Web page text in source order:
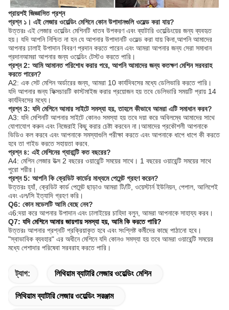
প্রায়শই জিজ্ঞাসিত প্রশ্ন
প্রশ্ন ১। এই লেজার ওয়েল্ডিং মেশিনে কোন উপাদানগুলি ওয়েল্ড করা যায়?
উত্তরঃ এই লেজার ওয়েল্ডিং মেশিনটি ধাতব উপকরণ এবং ব্যাটারি ওয়েল্ডিংয়ের জন্য ব্যবহৃত
হয়। যদি আপনি নিশ্চিত না হন যে আপনার উপাদানটি ওয়েল্ড করা যায় কিনা,আপনি আমাদের
আপনার ঢালাই উপাদান বিবরণ প্রদান করতে পারেন এবং আমরা আপনার জন্য সেরা সমাধান
প্রদানআমরা আপনার জন্য ওয়েল্ডিং টেস্টও করতে পারি।
প্রশ্ন 2: আমি আমানত পরিশোধ করার পরে, আপনি আমাদের জন্য কতক্ষণ মেশিন সরবরাহ
করতে পারেন?
A2: এক সেট মেশিন অর্ডারের জন্য, আমরা 10 কার্যদিবসের মধ্যে ডেলিভারি করতে পারি।
যদি আপনার জন্য ফিক্সচারটি কাস্টমাইজ করার প্রয়োজন হয় তবে ডেলিভারি সময়টি প্রায় 14
কার্যদিবসের মধ্যে।
প্রশ্ন 3: যদি মেশিনে আমার সাইটে সমস্যা হয়, তাহলে কীভাবে আমরা এটি সমাধান করব?
A3: যদি মেশিনটি আপনার সাইটে কোনও সমস্যা হয় তবে দয়া করে অবিলম্বে আমাদের সাথে
যোগাযোগ করুন এবং নিজেরাই কিছু করার চেষ্টা করবেন না।আমাদের প্রকৌশলী আপনাকে
ভিডিও কল করবে এবং আপনাকে সমস্যাগুলি পরীক্ষা করতে এবং আপনাকে ধাপে ধাপে কী করতে
হবে তা গাইড করতে সহায়তা করবে.
প্রশ্ন ৪: এই মেশিনের গ্যারান্টি কত বছরের?
A4: মেশিন লেজার উত্স 2 বছরের ওয়ারেন্টি সময়ের সাথে। 1 বছরের ওয়ারেন্টি সময়ের সাথে
পুরো শরীর।
প্রশ্ন 5: আপনি কি ক্রেডিট কার্ডের মাধ্যমে পেমেন্ট গ্রহণ করেন?
উত্তরঃ হ্যাঁ, ক্রেডিট কার্ড পেমেন্ট ছাড়াও আমরা টি/টি, ওয়েস্টার্ন ইউনিয়ন, পেপাল, আলিপেই
এবং এল/সি ইত্যাদি গ্রহণ করি।
Q6: কোন মডেলটি আমি বেছে নেব?
এ6:দয়া করে আপনার উপাদান এবং ঢালাইয়ের চাহিদা বলুন, আমরা আপনাকে সাহায্য করব।
Q7: যদি মেশিনে আমার জায়গায় সমস্যা হয়, আমি কি করতে পারি?
উত্তরঃ আপনার প্রশ্নটি প্রক্রিয়াকৃত হবে এবং সংশ্লিষ্ট কর্মীদের কাছে পাঠানো হবে।
"স্বাভাবিক ব্যবহার" এর অধীনে মেশিনে যদি কোনও সমস্যা হয় তবে আমরা ওয়ারেন্টি সময়ের
মধ্যে পেশাদার পরিষেবা সরবরাহ করতে পারি।
ট্যাগ: লিথিয়াম ব্যাটারি লেজার ওয়েল্ডিং মেশিন
লিথিয়াম ব্যাটারি লেজার ওয়েল্ডিং সরঞ্জাম